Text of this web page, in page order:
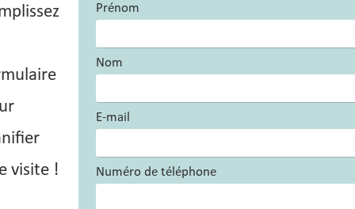
visite !
Prénom
Nom
E-mail
Numéro de téléphone